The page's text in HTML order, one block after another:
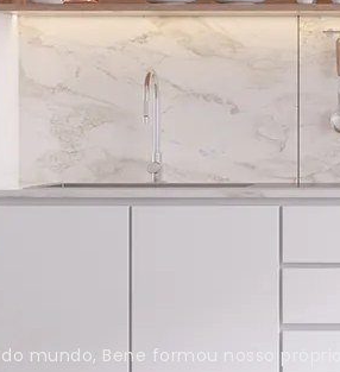
mundo, Bene formou nosso próprio